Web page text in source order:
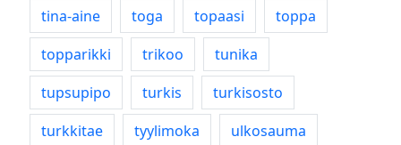
tina-aine
toga topaasi
toppa
topparikki
trikoo
tunika
tupsupipo
turkis
turkisosto
turkkitae
tyylimoka
ulkosauma